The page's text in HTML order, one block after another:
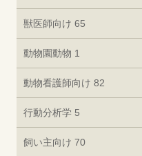
獣医師向け 65
動物園動物 1
動物看護師向け 82
行動分析学 5
飼い主向け 70